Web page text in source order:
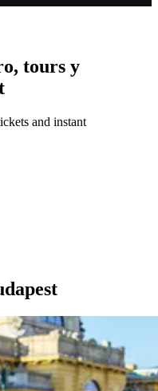
tours y
and instant